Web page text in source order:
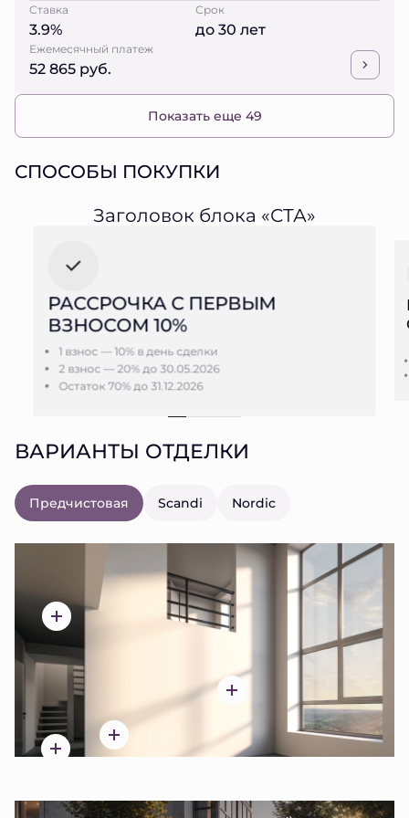
Ставка
3.9%
Срок
до 30 лет
Ежемесячный платеж
52 865 руб.
Показать еще 49
СПОСОБЫ ПОКУПКИ
Заголовок блока «СТА»
РАССРОЧКА С ПЕРВЫМ
ВЗНОСОМ 10%
1 взнос — 10% в день сделки
2 взнос — 20% до 30.05.2026
Остаток 70% до 31.12.2026
ВАРИАНТЫ ОТДЕЛКИ
Предчистовая Scandi Nordic